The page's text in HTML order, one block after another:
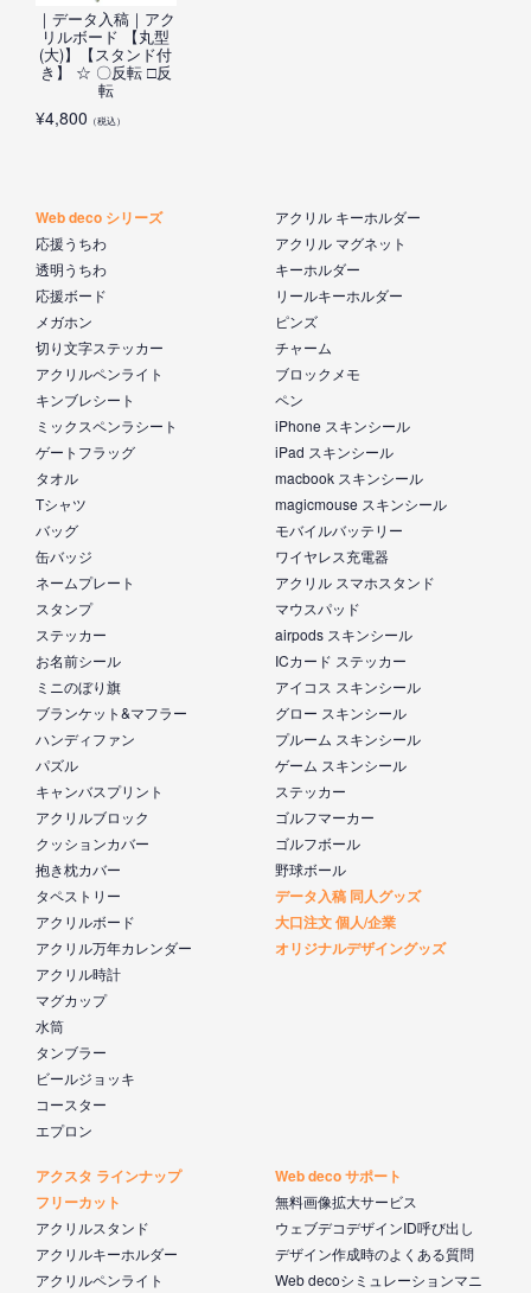
｜データ入稿｜アク
リルボード 【丸型
(大)】【スタンド付
き】 ☆ 〇反転 □反
転
¥4,800 （税込）
Web deco シリーズ
応援うちわ
透明うちわ
応援ボード
メガホン
切り文字ステッカー
アクリルペンライト
キンブレシート
ミックスペンラシート
ゲートフラッグ
タオル
Tシャツ
バッグ
缶バッジ
ネームプレート
スタンプ
ステッカー
お名前シール
ミニのぼり旗
ブランケット&マフラー
ハンディファン
パズル
キャンバスプリント
アクリルブロック
クッションカバー
抱き枕カバー
タペストリー
アクリルボード
アクリル万年カレンダー
アクリル時計
マグカップ
水筒
タンブラー
ビールジョッキ
コースター
エプロン
アクリル キーホルダー
アクリル マグネット
キーホルダー
リールキーホルダー
ピンズ
チャーム
ブロックメモ
ペン
iPhone スキンシール
iPad スキンシール
macbook スキンシール
magicmouse スキンシール
モバイルバッテリー
ワイヤレス充電器
アクリル スマホスタンド
マウスパッド
airpods スキンシール
ICカード ステッカー
アイコス スキンシール
グロー スキンシール
プルーム スキンシール
ゲーム スキンシール
ステッカー
ゴルフマーカー
ゴルフボール
野球ボール
データ入稿 同人グッズ
大口注文 個人/企業
オリジナルデザイングッズ
アクスタ ラインナップ
フリーカット
アクリルスタンド
アクリルキーホルダー
アクリルペンライト
Web deco サポート
無料画像拡大サービス
ウェブデコデザインID呼び出し
デザイン作成時のよくある質問
Web decoシミュレーションマニ